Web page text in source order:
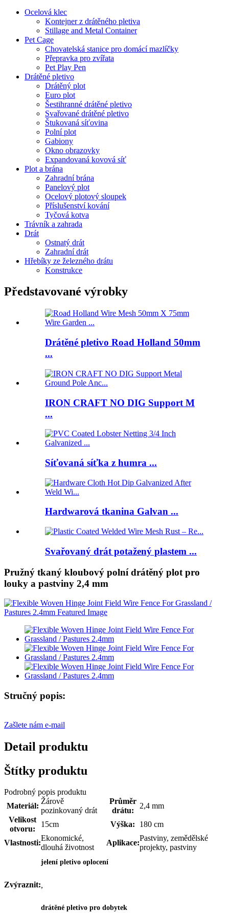
Ocelová klec
Kontejner z drátěného pletiva
Stillage and Metal Container
Pet Cage
Chovatelská stanice pro domácí mazlíčky
Přepravka pro zvířata
Pet Play Pen
Drátěné pletivo
Drátěný plot
Euro plot
Šestihranné drátěné pletivo
Svařované drátěné pletivo
Štukovaná síťovina
Polní plot
Gabiony
Okno obrazovky
Expandovaná kovová síť
Plot a brána
Zahradní brána
Panelový plot
Ocelový plotový sloupek
Příslušenství kování
Tyčová kotva
Trávník a zahrada
Drát
Ostnatý drát
Zahradní drát
Hřebíky ze železného drátu
Konstrukce
Představované výrobky
Drátěné pletivo Road Holland 50mm
...
IRON CRAFT NO DIG Support M
...
Síťovaná síťka z humra ...
Hardwarová tkanina Galvan ...
Svařovaný drát potažený plastem ...
Pružný tkaný kloubový polní drátěný plot pro
louky a pastviny 2,4 mm
Stručný popis:
Zašlete nám e-mail
Detail produktu
Štítky produktu
Podrobný popis produktu
Materiál:
Žárově
pozinkovaný drát
Průměr
drátu:
2,4 mm
Velikost
otvoru:
15cm Výška: 180 cm
Vlastnosti:
Ekonomické,
dlouhá životnost
Aplikace:
Pastviny, zemědělské
projekty, pastviny
Zvýraznit:
jelení pletivo oplocení
,
drátěné pletivo pro dobytek